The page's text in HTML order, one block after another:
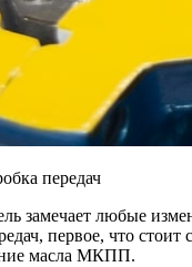
передач
замечает любые
первое, что стоит
масла МКПП.